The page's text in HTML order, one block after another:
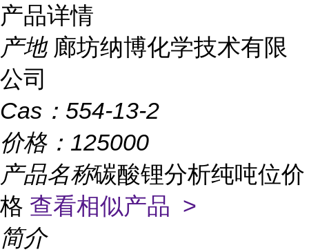
产品详情
产地 廊坊纳博化学技术有限
公司
Cas： 554-13-2
价格： 125000
产品名称碳酸锂分析纯吨位价
格 查看相似产品 >
简介